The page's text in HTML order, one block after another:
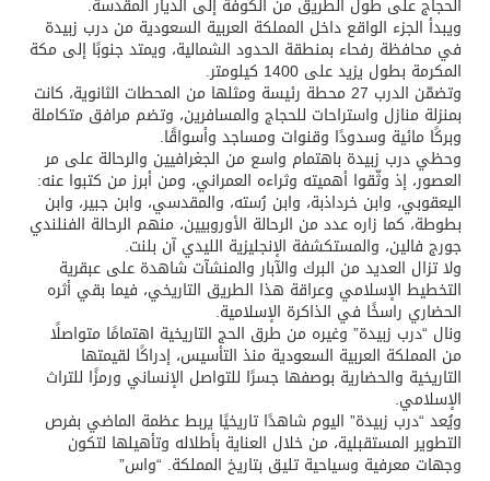
الحجاج على طول الطريق من الكوفة إلى الديار المقدسة.
ويبدأ الجزء الواقع داخل المملكة العربية السعودية من درب زبيدة
في محافظة رفحاء بمنطقة الحدود الشمالية، ويمتد جنوبًا إلى مكة
المكرمة بطول يزيد على 1400 كيلومتر.
وتضمّن الدرب 27 محطة رئيسة ومثلها من المحطات الثانوية، كانت
بمنزلة منازل واستراحات للحجاج والمسافرين، وتضم مرافق متكاملة
وبركًا مائية وسدودًا وقنوات ومساجد وأسواقًا.
وحظي درب زبيدة باهتمام واسع من الجغرافيين والرحالة على مر
العصور، إذ وثّقوا أهميته وثراءه العمراني، ومن أبرز من كتبوا عنه:
اليعقوبي، وابن خرداذبة، وابن رُسته، والمقدسي، وابن جبير، وابن
بطوطة، كما زاره عدد من الرحالة الأوروبيين، منهم الرحالة الفنلندي
جورج فالين، والمستكشفة الإنجليزية الليدي آن بلنت.
ولا تزال العديد من البرك والآبار والمنشآت شاهدة على عبقرية
التخطيط الإسلامي وعراقة هذا الطريق التاريخي، فيما بقي أثره
الحضاري راسخًا في الذاكرة الإسلامية.
ونال “درب زبيدة” وغيره من طرق الحج التاريخية اهتمامًا متواصلًا
من المملكة العربية السعودية منذ التأسيس، إدراكًا لقيمتها
التاريخية والحضارية بوصفها جسرًا للتواصل الإنساني ورمزًا للتراث
الإسلامي.
ويُعد “درب زبيدة” اليوم شاهدًا تاريخيًا يربط عظمة الماضي بفرص
التطوير المستقبلية، من خلال العناية بأطلاله وتأهيلها لتكون
وجهات معرفية وسياحية تليق بتاريخ المملكة. “واس”